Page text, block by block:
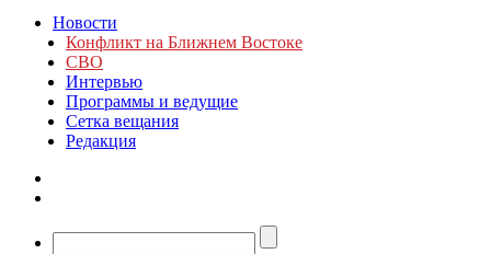
Новости
Конфликт на Ближнем Востоке
СВО
Интервью
Программы и ведущие
Сетка вещания
Редакция